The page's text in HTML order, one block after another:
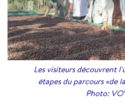
Les visiteurs découvrent
étapes du parcours «de
Photo: